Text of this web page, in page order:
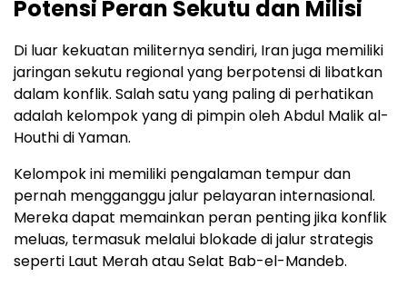
Potensi Peran Sekutu dan Milisi
Di luar kekuatan militernya sendiri, Iran juga memiliki
jaringan sekutu regional yang berpotensi di libatkan
dalam konflik. Salah satu yang paling di perhatikan
adalah kelompok yang di pimpin olehAbdul Malik al-
Houthidi Yaman.
Kelompok ini memiliki pengalaman tempur dan
pernah mengganggu jalur pelayaran internasional.
Mereka dapat memainkan peran penting jika konflik
meluas, termasuk melalui blokade di jalur strategis
seperti Laut Merah atau Selat Bab-el-Mandeb.